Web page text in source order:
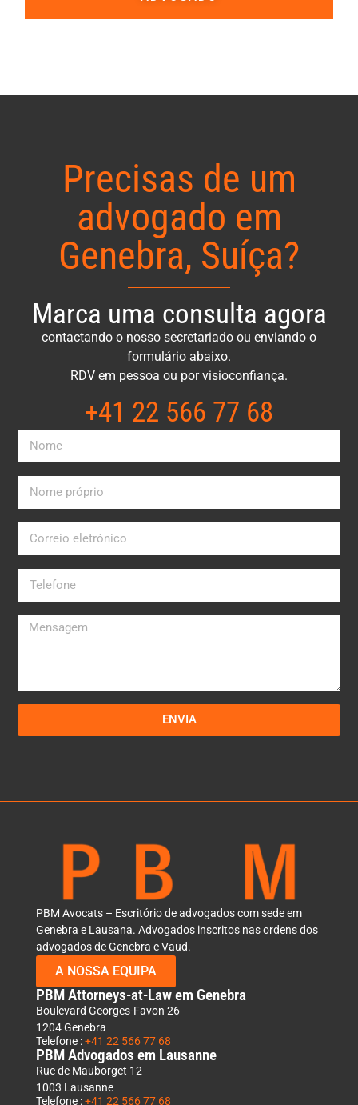
Precisas de um
advogado em
Genebra, Suíça?
Marca uma consulta agora
contactando o nosso secretariado ou enviando o
formulário abaixo.
RDV em pessoa ou por visioconfiança.
+41 22 566 77 68​
ENVIA
PBM Avocats – Escritório de advogados com sede em
Genebra e Lausana. Advogados inscritos nas ordens dos
advogados de Genebra e Vaud.
A NOSSA EQUIPA
PBM Attorneys-at-Law em Genebra
Boulevard Georges-Favon 26
1204 Genebra
Telefone :+41 22 566 77 68
PBM Advogados em Lausanne
Rue de Mauborget 12
1003 Lausanne
Telefone :+41 22 566 77 68